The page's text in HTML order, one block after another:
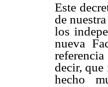
Este
de
los
nueva
decir, que
hecho